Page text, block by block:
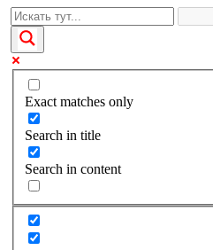
Exact matches only
Search in title
Search in content